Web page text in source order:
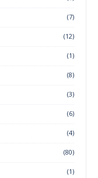
(7)
(12)
(1)
(8)
(3)
(6)
(4)
(80)
(1)